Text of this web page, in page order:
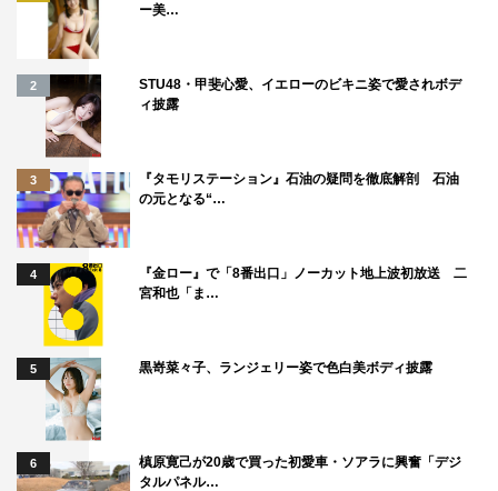
れたアイド
ルユニット）のメンバーや出演者の皆さんとは現場でどん
な話をしますか？
メンバーみんな仲良しで、本当に劇中のままって感じで
す。特に事務所の先輩の大野いとさんは、すごく親しく接
してくださいました。現場では、喜屋武ちゃん（蔵下穂
波）の性格が…って話が一番盛り上がりました。水口さん
じりたくなるこのキャラ！」って（笑）。
――『あまちゃん』の中で、印象に残っているシーンはあ
りますか？
本物のライブ会場で撮ったライブシーンがすごく印象に残
っています。一般の方がエキストラで集まってくださっ
て、一生懸命に応援してくださって、本当にアイドルにな
ー美…
2
STU48・甲斐心愛、イエローのビキニ姿で愛されボデ
ィ披露
3
『タモリステーション』石油の疑問を徹底解剖 石油
の元となる“…
4
『金ロー』で「8番出口」ノーカット地上波初放送 二
宮和也「ま…
5 黒嵜菜々子、ランジェリー姿で色白美ボディ披露
6
槙原寛己が20歳で買った初愛車・ソアラに興奮「デジ
タルパネル…